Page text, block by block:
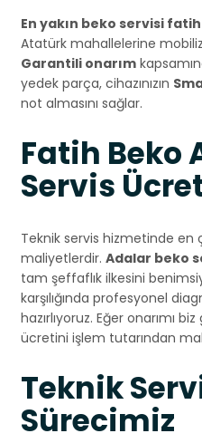
En yakın beko servisi fatih
Atatürk mahallelerine
Garantili onarım
yedek parça, cihazınızın
not almasını sağlar.
Fatih Beko
Servis
Teknik servis hizmetinde en
maliyetlerdir. Adalar beko
tam şeffaflık ilkesini
karşılığında profesyonel
hazırlıyoruz. Eğer onarımı
ücretini işlem tutarından
Teknik
Sürecimiz